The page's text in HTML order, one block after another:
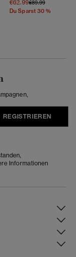
€62.99Preis Wurde
€89.99Bis
Du Sparst 30 %
REGISTRIEREN
Informationen